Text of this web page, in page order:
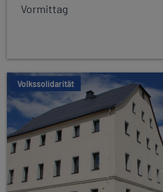
Vormittag
Volkssolidarität